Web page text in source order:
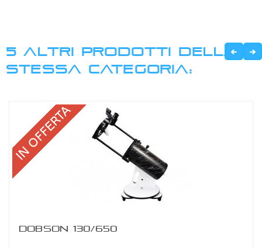
5 ALTRI PRODOTTI DELLA
STESSA CATEGORIA:
DOBSON 130/650